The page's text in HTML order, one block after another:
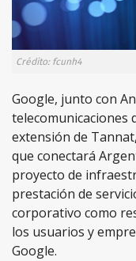
Crédito: fcunh4
Google, junto con
telecomunicaciones
extensión de Tannat
que conectará
proyecto de
prestación de
corporativo como
los usuarios y
Google.